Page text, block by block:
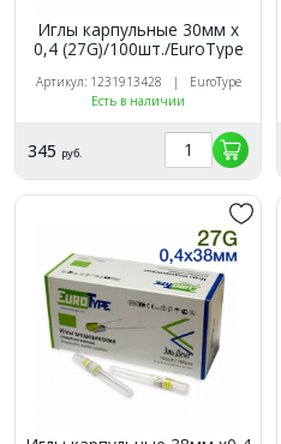
Иглы карпульные 30мм х
0,4 (27G)/100шт./EuroType
Артикул: 1231913428 | EuroType
Есть в наличии
345 руб.